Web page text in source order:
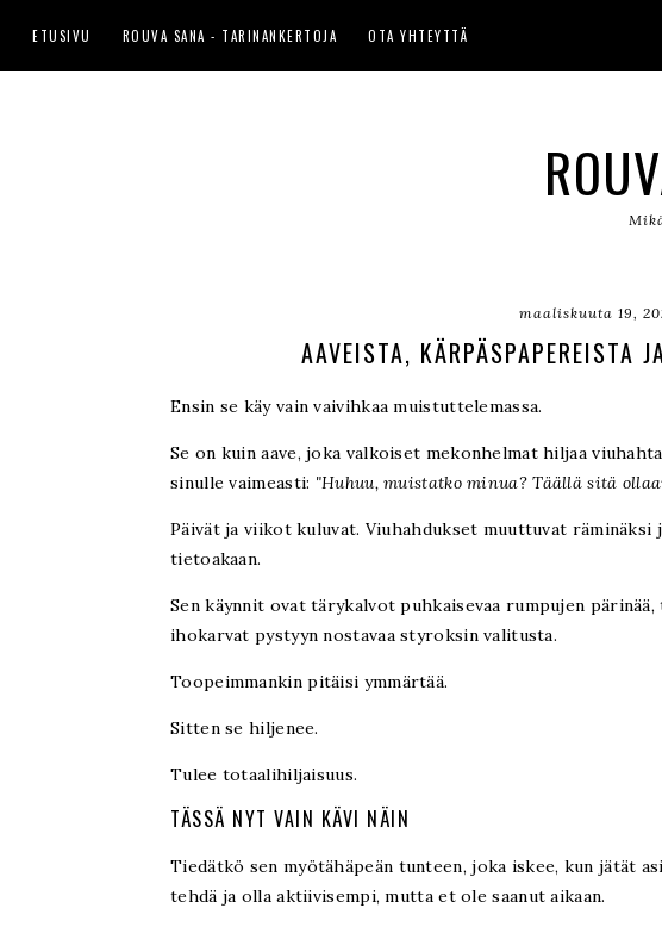
ETUSIVU ROUVA SANA - TARINANKERTOJA OTA YHTEYTTÄ
maaliskuuta 19,
AAVEISTA, KÄRPÄSPAPEREISTA
Ensin se käy vain vaivihkaa muistuttelemassa.
Se on kuin aave, joka valkoiset mekonhelmat hiljaa
sinulle vaimeasti: "Huhuu, muistatko minua? Täällä sitä
Päivät ja viikot kuluvat. Viuhahdukset muuttuvat räminäksi
tietoakaan.
Sen käynnit ovat tärykalvot puhkaisevaa rumpujen
ihokarvat pystyyn nostavaa styroksin valitusta.
Toopeimmankin pitäisi ymmärtää.
Sitten se hiljenee.
Tulee totaalihiljaisuus.
TÄSSÄ NYT VAIN KÄVI NÄIN
Tiedätkö sen myötähäpeän tunteen, joka iskee, kun jätät
tehdä ja olla aktiivisempi, mutta et ole saanut aikaan.